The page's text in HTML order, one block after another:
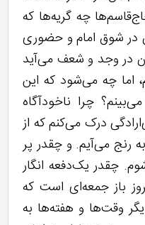
چه گریه‌ها که
در شوق امام و حضوری
در وجد و شعف می‌آید
اما چه می‌شود که این
چرا ناخودآگاه
درک می‌کنم که از
رنج می‌آیم. و چقدر پر
چقدر یک‌دفعه انگار
باز جمعه‌ای است که
وقت‌ها و هفته‌‌ها به